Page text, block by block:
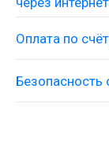
Оплата по
Безопасность